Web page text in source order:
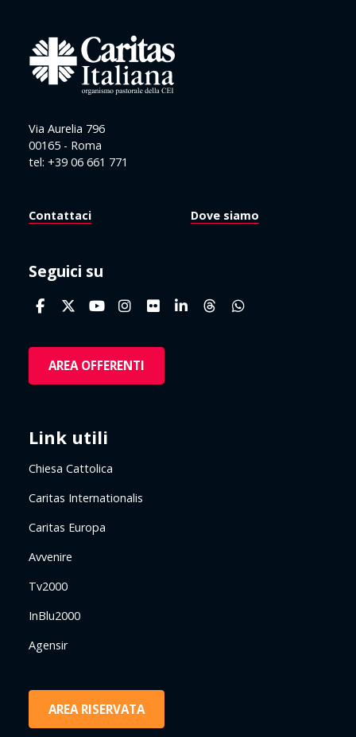
Via Aurelia 796
00165 - Roma
tel: +39 06 661 771
Contattaci Dove siamo
Seguici su
AREA OFFERENTI
Link utili
Chiesa Cattolica
Caritas Internationalis
Caritas Europa
Avvenire
Tv2000
InBlu2000
Agensir
AREA RISERVATA